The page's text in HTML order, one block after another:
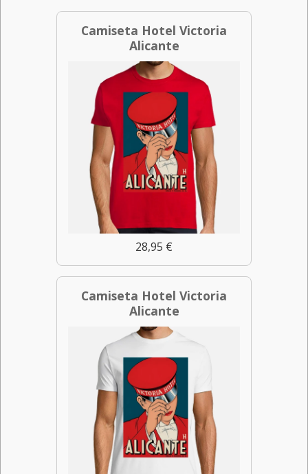
Camiseta Hotel Victoria
Alicante
28,95 €
Camiseta Hotel Victoria
Alicante